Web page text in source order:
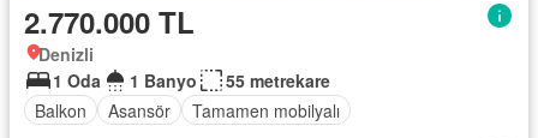
2.770.000 TL
Denizli
1 Oda
1 Banyo
55 metrekare
Balkon
Asansör Tamamen mobilyalı